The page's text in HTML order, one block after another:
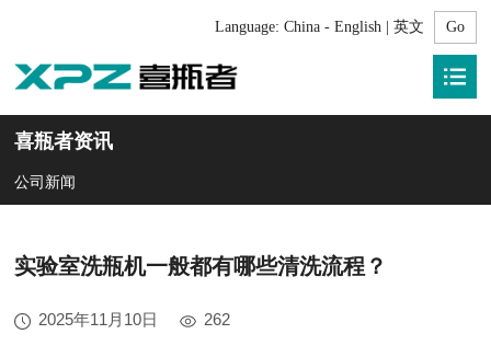
Language: China - English | 英文
喜瓶者资讯
公司新闻
实验室洗瓶机一般都有哪些清洗流程？
2025年11月10日 262